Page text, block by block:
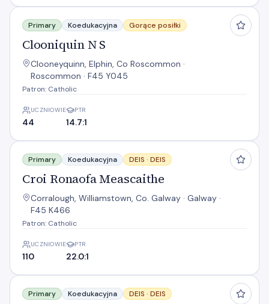
Clooniquin N S
Primary Koedukacyjna Gorące posiłki
Clooniquin N S
Clooneyquinn, Elphin, Co Roscommon ·
Roscommon · F45 Y045
Patron: Catholic
UCZNIOWIE
44
PTR
14.7:1
Croi Ronaofa Meascaithe
Primary Koedukacyjna DEIS · DEIS
Croi Ronaofa Meascaithe
Corralough, Williamstown, Co. Galway · Galway ·
F45 K466
Patron: Catholic
UCZNIOWIE
110
PTR
22.0:1
Don N S
Primary Koedukacyjna DEIS · DEIS